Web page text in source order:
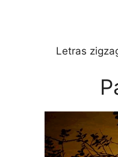
Letras